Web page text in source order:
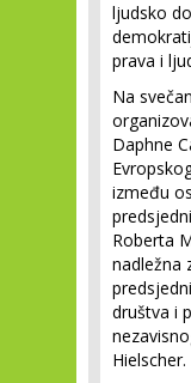
ljudsko
prava i
Na
Daphne
između
Roberta
nadležna
društva i
Hielscher.